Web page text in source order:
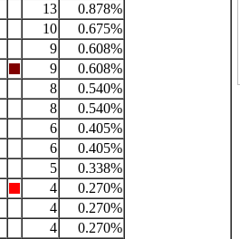
13
0.878%
10
0.675%
9
0.608%
9
0.608%
8
0.540%
8
0.540%
6
0.405%
6
0.405%
5
0.338%
4
0.270%
4
0.270%
4
0.270%